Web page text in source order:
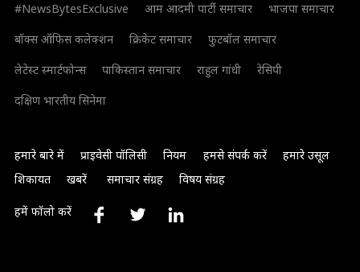
#NewsBytesExclusive
आम आदमी पार्टी समाचार
भाजपा समाचार
बॉक्स ऑफिस कलेक्शन
क्रिकेट समाचार
फुटबॉल समाचार
लेटेस्ट स्मार्टफोन्स
पाकिस्तान समाचार राहुल गांधी
रेसिपी
दक्षिण भारतीय सिनेमा
हमारे बारे में प्राइवेसी पॉलिसी नियम हमसे संपर्क करें
हमारे उसूल
शिकायत
खबरें समाचार संग्रह विषय संग्रह
हमें फॉलो करें